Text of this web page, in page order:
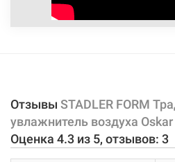
Отзывы STADLER FORM
увлажнитель воздуха
Оценка 4.3 из 5, отзывов: 3